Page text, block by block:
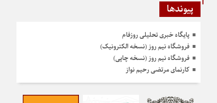
پیوندها
پایگاه خبری تحلیلی روزفام
فروشگاه نیم روز (نسخه الکترونیک)
فروشگاه نیم روز (نسخه چاپی)
کارنمای مرتضی رحیم نواز